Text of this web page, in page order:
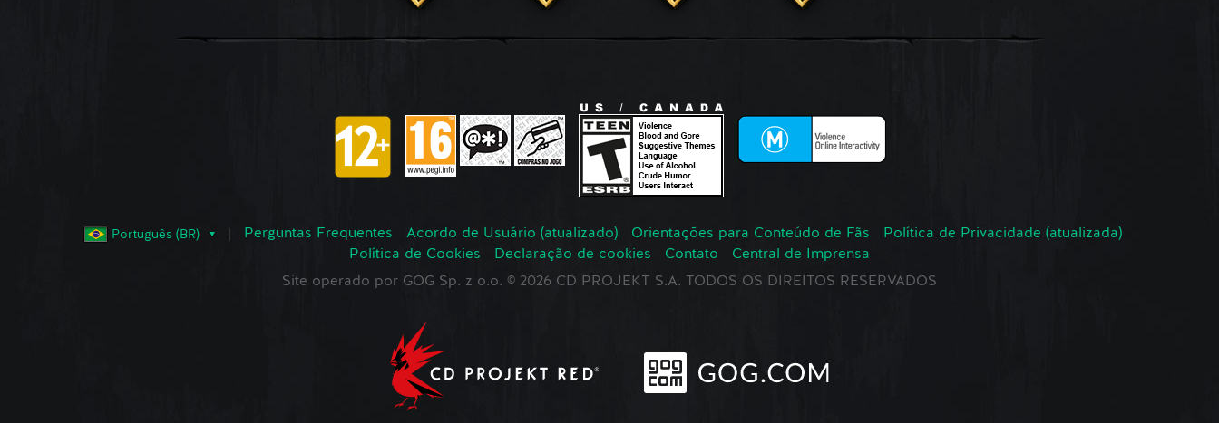
Português (BR) Perguntas Frequentes Acordo de Usuário (atualizado) Orientações para Conteúdo de Fãs
Política de Privacidade (atualizada)
Política de Cookies
Declaração de cookies Contato
Central de Imprensa
Site operado por GOG Sp. z o.o. © 2026 CD PROJEKT S.A. TODOS OS DIREITOS RESERVADOS